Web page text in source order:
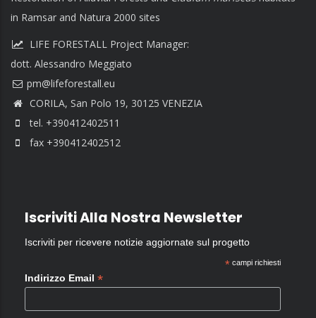
in Ramsar and Natura 2000 sites
LIFE FORESTALL Project Manager:
dott. Alessandro Meggiato
CORILA, San Polo 19, 30125 VENEZIA
tel. +390412402511
fax +390412402512
Iscriviti Alla Nostra Newsletter
Iscriviti per ricevere notizie aggiornate sul progetto
*campi richiesti
Indirizzo Email *